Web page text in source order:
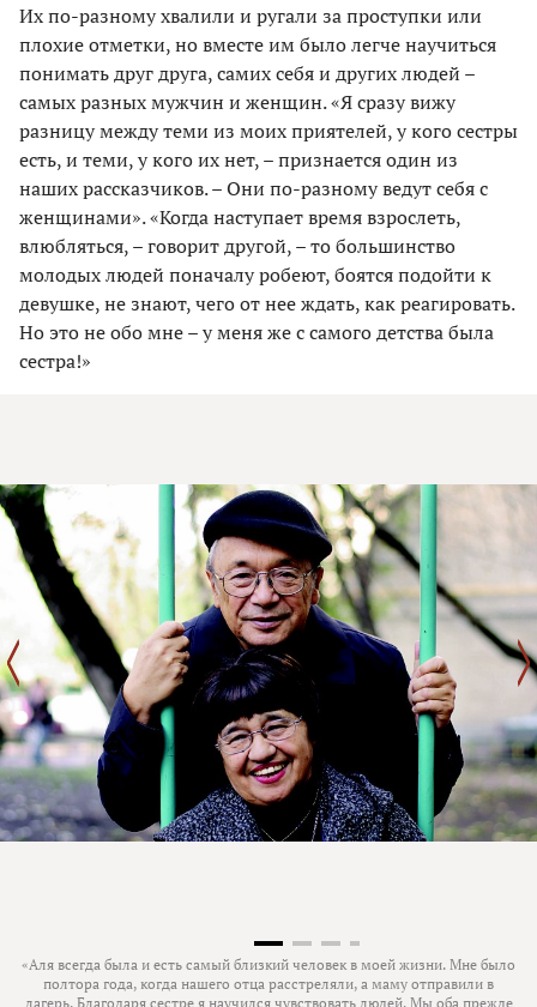
Их по-разному хвалили и ругали за проступки или
плохие отметки, но вместе им было легче научиться
понимать друг друга, самих себя и других людей –
самых разных мужчин и женщин. «Я сразу вижу
разницу между теми из моих приятелей, у кого сестры
есть, и теми, у кого их нет, – признается один из
наших рассказчиков. – Они по-разному ведут себя с
женщинами». «Когда наступает время взрослеть,
влюбляться, – говорит другой, – то большинство
молодых людей поначалу робеют, боятся подойти к
девушке, не знают, чего от нее ждать, как реагировать.
Но это не обо мне – у меня же с самого детства была
сестра!»
«Аля всегда была и есть самый близкий человек в моей жизни. Мне было
полтора года, когда нашего отца расстреляли, а маму отправили в
лагерь. Благодаря сестре я научился чувствовать людей. Мы оба прежде